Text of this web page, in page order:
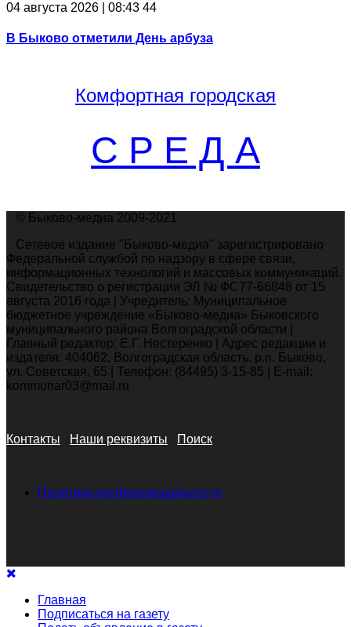
04 августа 2026 | 08:43 44
В Быково отметили День арбуза
Комфортная городская
С Р Е Д А
© Быково-медиа 2009-2021
Сетевое издание "Быково-медиа" зарегистрировано
Федеральной службой по надзору в сфере связи,
информационных технологий и массовых коммуникаций.
Свидетельство о регистрации ЭЛ № ФС77-66848 от 15
августа 2016 года | Учредитель: Муниципальное
бюджетное учреждение «Быково-медиа» Быковского
муниципального района Волгоградской области |
Главный редактор: Е.Г. Нестеренко | Адрес редакции и
издателя: 404062, Волгоградская область, р.п. Быково,
ул. Советская, 65 | Телефон: (84495) 3-15-85 | E-mail:
kommunar03@mail.ru
Контакты Наши реквизиты Поиск
Политика конфиденциальности
Главная
Подписаться на газету